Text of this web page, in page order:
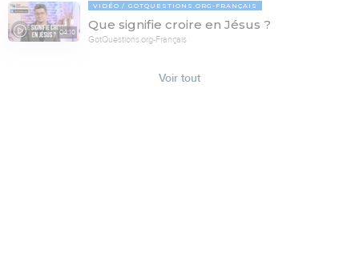
04:10
VIDÉO GOTQUESTIONS.ORG-FRANÇAIS
Que signifie croire en Jésus ?
GotQuestions.org-Français
Voir tout